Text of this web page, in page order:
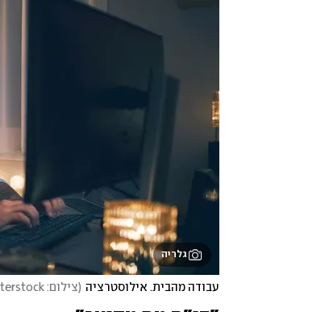
גלריה
עבודה מהבית. אילוסטרציה (צילום: shutterstock